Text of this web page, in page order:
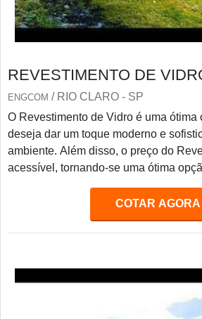
REVESTIMENTO DE
ENGCOM / RIO CLARO - SP
O Revestimento de Vidro é uma ótima
deseja dar um toque moderno e
ambiente. Além disso, o preço do
acessível, tornando-se uma ótima
e oferece diversas opções de cores e
você possa escolher a que melhor se
ambiente. Aproveite para conferir os
ambiente.
COTAR AGORA